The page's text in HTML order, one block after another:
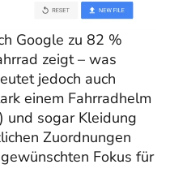
Google zu 82 %
zeigt – was
jedoch auch
einem Fahrradhelm
und sogar Kleidung
Zuordnungen
Fokus für